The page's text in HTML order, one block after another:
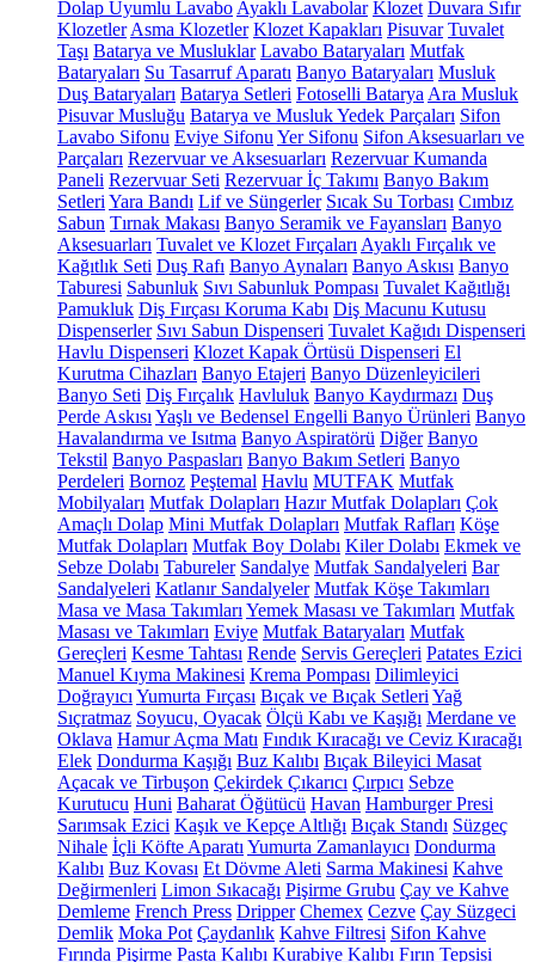
Dolap Uyumlu Lavabo Ayaklı Lavabolar Klozet Duvara Sıfır
Klozetler Asma Klozetler Klozet Kapakları Pisuvar Tuvalet
Taşı Batarya ve Musluklar Lavabo Bataryaları Mutfak
Bataryaları Su Tasarruf Aparatı Banyo Bataryaları Musluk
Duş Bataryaları Batarya Setleri Fotoselli Batarya Ara Musluk
Pisuvar Musluğu Batarya ve Musluk Yedek Parçaları Sifon
Lavabo Sifonu Eviye Sifonu Yer Sifonu Sifon Aksesuarları ve
Parçaları Rezervuar ve Aksesuarları Rezervuar Kumanda
Paneli Rezervuar Seti Rezervuar İç Takımı Banyo Bakım
Setleri Yara Bandı Lif ve Süngerler Sıcak Su Torbası Cımbız
Sabun Tırnak Makası Banyo Seramik ve Fayansları Banyo
Aksesuarları Tuvalet ve Klozet Fırçaları Ayaklı Fırçalık ve
Kağıtlık Seti Duş Rafı Banyo Aynaları Banyo Askısı Banyo
Taburesi Sabunluk Sıvı Sabunluk Pompası Tuvalet Kağıtlığı
Pamukluk Diş Fırçası Koruma Kabı Diş Macunu Kutusu
Dispenserler Sıvı Sabun Dispenseri Tuvalet Kağıdı Dispenseri
Havlu Dispenseri Klozet Kapak Örtüsü Dispenseri El
Kurutma Cihazları Banyo Etajeri Banyo Düzenleyicileri
Banyo Seti Diş Fırçalık Havluluk Banyo Kaydırmazı Duş
Perde Askısı Yaşlı ve Bedensel Engelli Banyo Ürünleri Banyo
Havalandırma ve Isıtma Banyo Aspiratörü Diğer Banyo
Tekstil Banyo Paspasları Banyo Bakım Setleri Banyo
Perdeleri Bornoz Peştemal Havlu MUTFAK Mutfak
Mobilyaları Mutfak Dolapları Hazır Mutfak Dolapları Çok
Amaçlı Dolap Mini Mutfak Dolapları Mutfak Rafları Köşe
Mutfak Dolapları Mutfak Boy Dolabı Kiler Dolabı Ekmek ve
Sebze Dolabı Tabureler Sandalye Mutfak Sandalyeleri Bar
Sandalyeleri Katlanır Sandalyeler Mutfak Köşe Takımları
Masa ve Masa Takımları Yemek Masası ve Takımları Mutfak
Masası ve Takımları Eviye Mutfak Bataryaları Mutfak
Gereçleri Kesme Tahtası Rende Servis Gereçleri Patates Ezici
Manuel Kıyma Makinesi Krema Pompası Dilimleyici
Doğrayıcı Yumurta Fırçası Bıçak ve Bıçak Setleri Yağ
Sıçratmaz Soyucu, Oyacak Ölçü Kabı ve Kaşığı Merdane ve
Oklava Hamur Açma Matı Fındık Kıracağı ve Ceviz Kıracağı
Elek Dondurma Kaşığı Buz Kalıbı Bıçak Bileyici Masat
Açacak ve Tirbuşon Çekirdek Çıkarıcı Çırpıcı Sebze
Kurutucu Huni Baharat Öğütücü Havan Hamburger Presi
Sarımsak Ezici Kaşık ve Kepçe Altlığı Bıçak Standı Süzgeç
Nihale İçli Köfte Aparatı Yumurta Zamanlayıcı Dondurma
Kalıbı Buz Kovası Et Dövme Aleti Sarma Makinesi Kahve
Değirmenleri Limon Sıkacağı Pişirme Grubu Çay ve Kahve
Demleme French Press Dripper Chemex Cezve Çay Süzgeci
Demlik Moka Pot Çaydanlık Kahve Filtresi Sifon Kahve
Fırında Pişirme Pasta Kalıbı Kurabiye Kalıbı Fırın Tepsisi